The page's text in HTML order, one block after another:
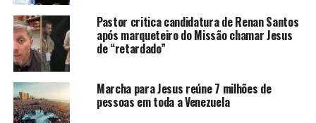
Pastor critica candidatura de Renan Santos
após marqueteiro do Missão chamar Jesus
de “retardado”
Marcha para Jesus reúne 7 milhões de
pessoas em toda a Venezuela